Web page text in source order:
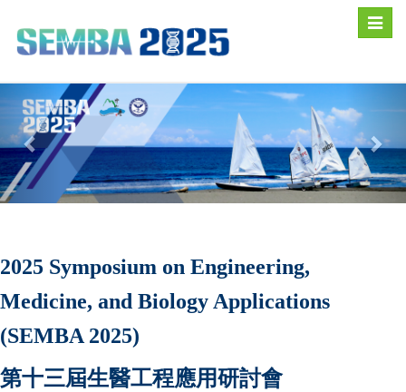
Toggle
2025 Symposium on Engineering,
Medicine, and Biology Applications
(SEMBA 2025)
第十三屆生醫工程應用研討會